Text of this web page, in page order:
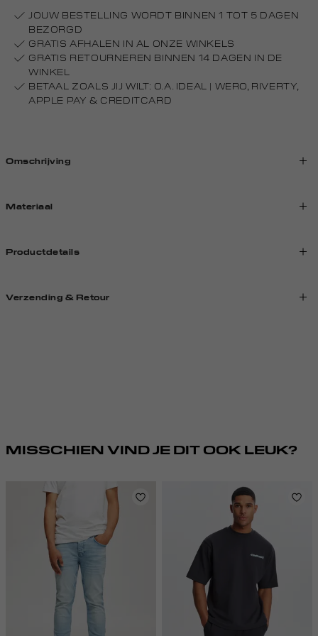
JOUW BESTELLING WORDT BINNEN 1 TOT 5 DAGEN
BEZORGD
GRATIS AFHALEN IN AL ONZE WINKELS
GRATIS RETOURNEREN BINNEN 14 DAGEN IN DE
WINKEL
BETAAL ZOALS JIJ WILT: O.A. IDEAL | WERO, RIVERTY,
APPLE PAY & CREDITCARD
Omschrijving
Materiaal
Productdetails
Verzending & Retour
MISSCHIEN VIND JE DIT OOK LEUK?